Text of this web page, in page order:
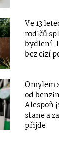
Ve 13
rodičů
bydlení.
bez cizí
Omylem
od
Alespoň
stane a
přijde